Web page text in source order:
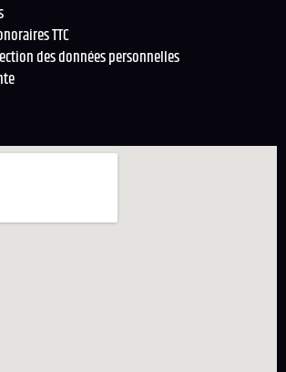
TTC
des données personnelles